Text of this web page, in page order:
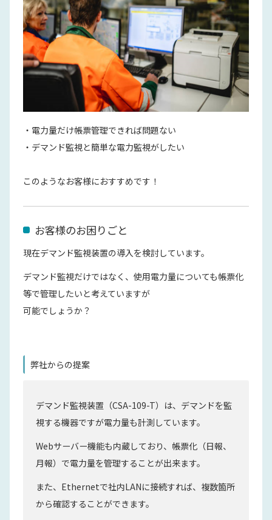
・電力量だけ帳票管理できれば問題ない
・デマンド監視と簡単な電力監視がしたい
このようなお客様におすすめです！
お客様のお困りごと
現在デマンド監視装置の導入を検討しています。
デマンド監視だけではなく、使用電力量についても帳票化
等で管理したいと考えていますが
可能でしょうか？
弊社からの提案
デマンド監視装置（CSA-109-T）は、デマンドを監
視する機器ですが電力量も計測しています。
Webサーバー機能も内蔵しており、帳票化（日報、
月報）で電力量を管理することが出来ます。
また、Ethernetで社内LANに接続すれば、複数箇所
から確認することができます。